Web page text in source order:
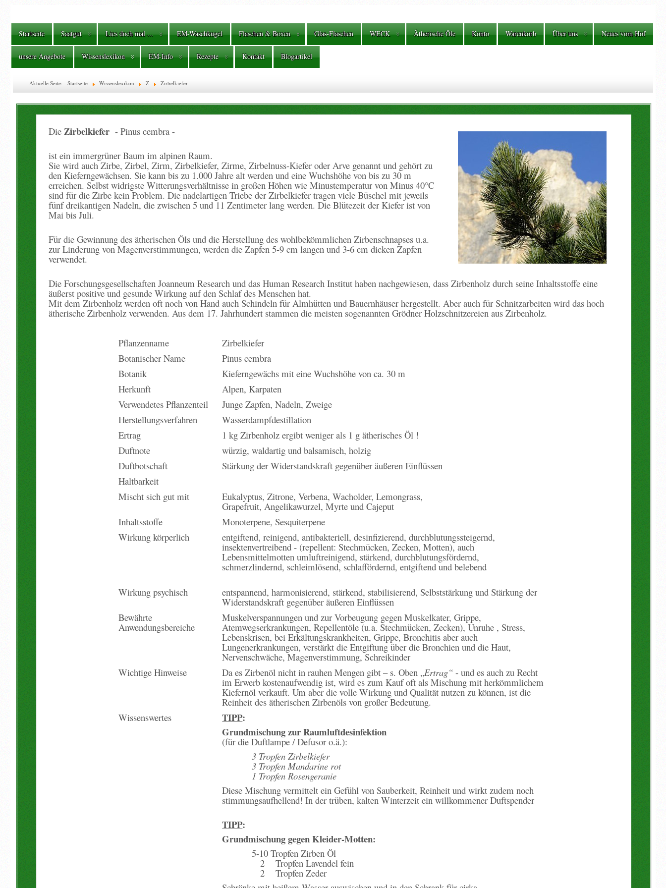
Startseite Saatgut Lies doch mal ... EM-Waschkugel Flaschen & Boxen Glas-Flaschen WECK Ätherische Öle Konto Warenkorb Über uns Neues vom Hof
unsere Angebote Wissenslexikon EM-Info Rezepte Kontakt Blogartikel
Aktuelle Seite: Startseite Wissenslexikon Z Zirbelkiefer
DieZirbelkiefer - Pinus cembra -
ist ein immergrüner Baum im alpinen Raum.
Sie wird auch Zirbe, Zirbel, Zirm, Zirbelkiefer, Zirme, Zirbelnuss-Kiefer oder Arve genannt und gehört zu
den Kieferngewächsen. Sie kann bis zu 1.000 Jahre alt werden und eine Wuchshöhe von bis zu 30 m
erreichen. Selbst widrigste Witterungsverhältnisse in großen Höhen wie Minustemperatur von Minus 40°C
sind für die Zirbe kein Problem. Die nadelartigen Triebe der Zirbelkiefer tragen viele Büschel mit jeweils
fünf dreikantigen Nadeln, die zwischen 5 und 11 Zentimeter lang werden. Die Blütezeit der Kiefer ist von
Mai bis Juli.
Für die Gewinnung des ätherischen Öls und die Herstellung des wohlbekömmlichen Zirbenschnapses u.a.
zur Linderung von Magenverstimmungen, werden die Zapfen 5-9 cm langen und 3-6 cm dicken Zapfen
verwendet.
Die Forschungsgesellschaften Joanneum Research und das Human Research Institut haben nachgewiesen, dass Zirbenholz durch seine Inhaltsstoffe eine
äußerst positive und gesunde Wirkung auf den Schlaf des Menschen hat.
Mit dem Zirbenholz werden oft noch von Hand auch Schindeln für Almhütten und Bauernhäuser hergestellt. Aber auch für Schnitzarbeiten wird das hoch
ätherische Zirbenholz verwenden. Aus dem 17. Jahrhundert stammen die meisten sogenannten Grödner Holzschnitzereien aus Zirbenholz.
Pflanzenname
Zirbelkiefer
Botanischer Name
Pinus cembra
Botanik
Kieferngewächs mit eine Wuchshöhe von ca. 30 m
Herkunft
Alpen, Karpaten
Verwendetes Pflanzenteil
Junge Zapfen, Nadeln, Zweige
Herstellungsverfahren Wasserdampfdestillation
Ertrag
1 kg Zirbenholz ergibt weniger als 1 g ätherisches Öl !
Duftnote
würzig, waldartig und balsamisch, holzig
Duftbotschaft
Stärkung der Widerstandskraft gegenüber äußeren Einflüssen
Haltbarkeit
Mischt sich gut mit
Eukalyptus, Zitrone, Verbena, Wacholder, Lemongrass,
Grapefruit, Angelikawurzel, Myrte und Cajeput
Inhaltsstoffe
Monoterpene, Sesquiterpene
Wirkung körperlich
entgiftend, reinigend, antibakteriell, desinfizierend, durchblutungssteigernd,
insektenvertreibend - (repellent: Stechmücken, Zecken, Motten), auch
Lebensmittelmottenumluftreinigend, stärkend, durchblutungsfördernd,
schmerzlindernd, schleimlösend, schlaffördernd, entgiftend und belebend
Wirkung psychisch
entspannend, harmonisierend, stärkend, stabilisierend, Selbststärkung und Stärkung der
Widerstandskraft gegenüber äußeren Einflüssen
Bewährte
Anwendungsbereiche
Muskelverspannungen und zur Vorbeugung gegen Muskelkater, Grippe,
Atemwegserkrankungen, Repellentöle (u.a. Stechmücken, Zecken), Unruhe , Stress,
Lebenskrisen, bei Erkältungskrankheiten, Grippe, Bronchitis aber auch
Lungenerkrankungen, verstärkt die Entgiftung über die Bronchien und die Haut,
Nervenschwäche, Magenverstimmung, Schreikinder
Wichtige Hinweise
Da es Zirbenöl nicht in rauhen Mengen gibt – s. Oben „Ertrag“ - und es auch zu Recht
im Erwerb kostenaufwendig ist, wird es zum Kauf oft als Mischung mit herkömmlichem
Kiefernöl verkauft. Um aber die volle Wirkung und Qualität nutzen zu können, ist die
Reinheit des ätherischen Zirbenöls von großer Bedeutung.
Wissenswertes
TIPP:
Grundmischung zur Raumluftdesinfektion
(für die Duftlampe / Defusor o.ä.):
3 Tropfen Zirbelkiefer
3 Tropfen Mandarine rot
1 Tropfen Rosengeranie
Diese Mischung vermittelt ein Gefühl von Sauberkeit, Reinheit und wirkt zudem noch
stimmungsaufhellend! In der trüben, kalten Winterzeit ein willkommener Duftspender
TIPP:
Grundmischung gegen Kleider-Motten:
5-10 Tropfen Zirben Öl
2 Tropfen Lavendel fein
2 Tropfen Zeder